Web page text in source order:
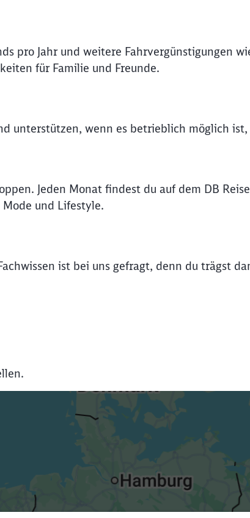
pro Jahr und weitere Fahrvergünstigungen
für Familie und Freunde.
unterstützen, wenn es betrieblich möglich
Jeden Monat findest du auf dem DB
und Lifestyle.
ist bei uns gefragt, denn du trägst